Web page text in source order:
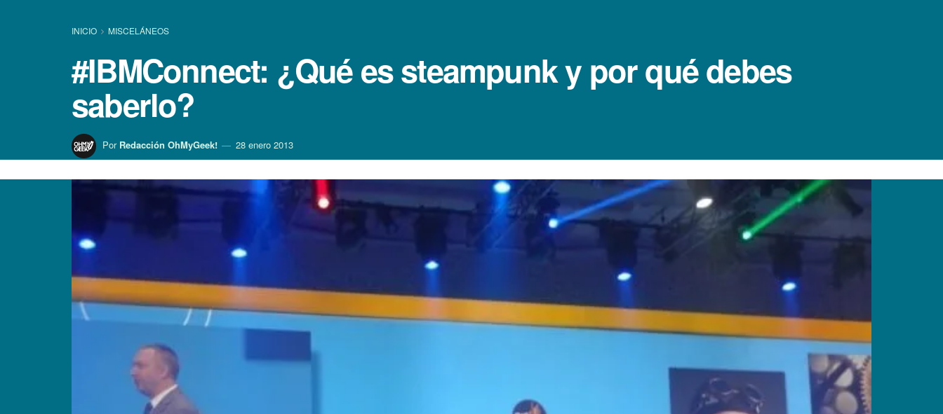
INICIO MISCELÁNEOS
#IBMConnect: ¿Qué es steampunk y por qué debes
saberlo?
Por Redacción OhMyGeek! 28 enero 2013